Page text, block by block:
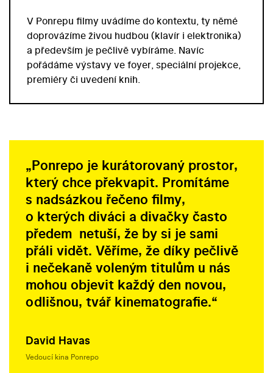
V Ponrepu filmy uvádíme do kontextu, ty němé
doprovázíme živou hudbou (klavír i elektronika)
a především je pečlivě vybíráme. Navíc
pořádáme výstavy ve foyer, speciální projekce,
premiéry či uvedení knih.
„Ponrepo je kurátorovaný prostor,
který chce překvapit. Promítáme
s nadsázkou řečeno filmy,
o kterých diváci a divačky často
předem netuší, že by si je sami
přáli vidět. Věříme, že díky pečlivě
i nečekaně voleným titulům u nás
mohou objevit každý den novou,
odlišnou, tvář kinematografie.“
David Havas
Vedoucí kina Ponrepo